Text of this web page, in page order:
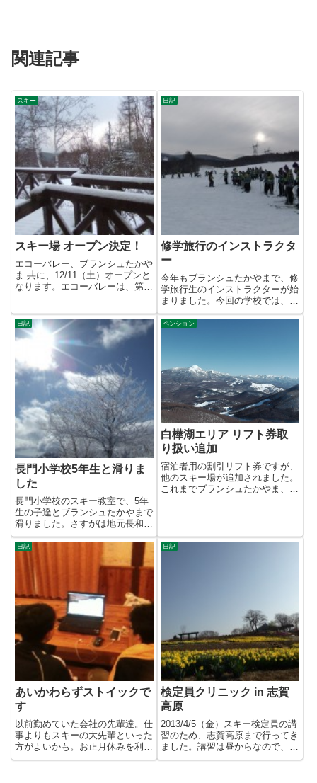
関連記事
スキー
スキー場 オープン決定！
エコーバレー、ブランシュたかや
ま 共に、12/11（土）オープンと
なります。エコーバレーは、第8
日記
修学旅行のインストラクタ
ー
今年もブランシュたかやまで、修
学旅行生のインストラクターが始
まりました。今回の学校では、特
別班を担当。各班で足並みがそ
ろ...
日記
長門小学校5年生と滑りま
した
長門小学校のスキー教室で、5年
生の子達とブランシュたかやまで
滑りました。さすがは地元長和の
子。みんな元気で上手でした。
1...
ペンション
白樺湖エリア リフト券取
り扱い追加
宿泊者用の割引リフト券ですが、
他のスキー場が追加されました。
これまでブランシュたかやま、白
日記
あいかわらずストイックで
す
以前勤めていた会社の先輩達。仕
事よりもスキーの大先輩といった
方がよいかも。お正月休みを利用
して、滑りに来ていただきまし
日記
検定員クリニック in 志賀
高原
2013/4/5（金）スキー検定員の講
習のため、志賀高原まで行ってき
ました。講習は昼からなので、信
州国際音楽村 に寄り道...